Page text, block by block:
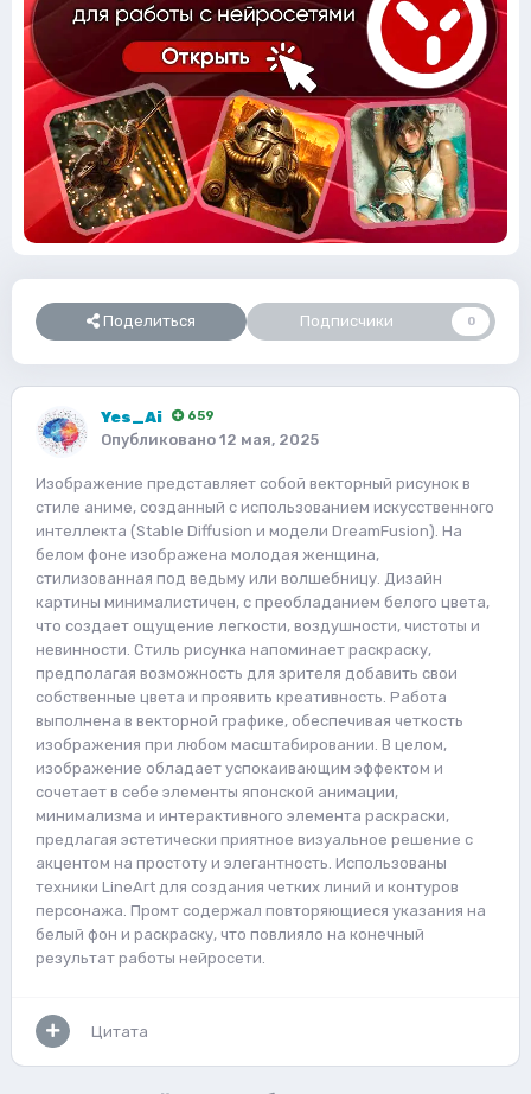
Поделиться Подписчики 0
Yes_Ai 659
Опубликовано 12 мая, 2025
Изображение представляет собой векторный рисунок в
стиле аниме, созданный с использованием искусственного
интеллекта (Stable Diffusion и модели DreamFusion). На
белом фоне изображена молодая женщина,
стилизованная под ведьму или волшебницу. Дизайн
картины минималистичен, с преобладанием белого цвета,
что создает ощущение легкости, воздушности, чистоты и
невинности. Стиль рисунка напоминает раскраску,
предполагая возможность для зрителя добавить свои
собственные цвета и проявить креативность. Работа
выполнена в векторной графике, обеспечивая четкость
изображения при любом масштабировании. В целом,
изображение обладает успокаивающим эффектом и
сочетает в себе элементы японской анимации,
минимализма и интерактивного элемента раскраски,
предлагая эстетически приятное визуальное решение с
акцентом на простоту и элегантность. Использованы
техники LineArt для создания четких линий и контуров
персонажа. Промт содержал повторяющиеся указания на
белый фон и раскраску, что повлияло на конечный
результат работы нейросети.
Цитата